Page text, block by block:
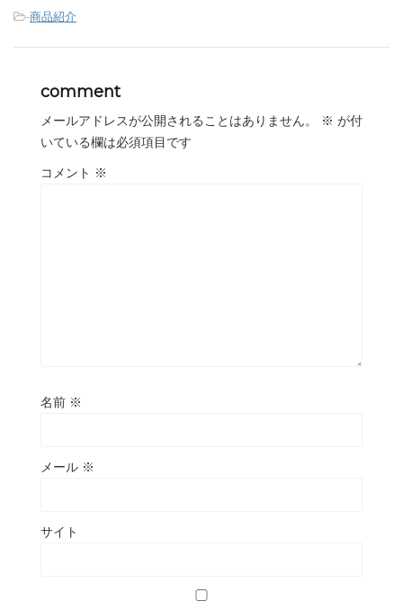
-商品紹介
comment
メールアドレスが公開されることはありません。 ※ が付
いている欄は必須項目です
コメント ※
名前 ※
メール ※
サイト